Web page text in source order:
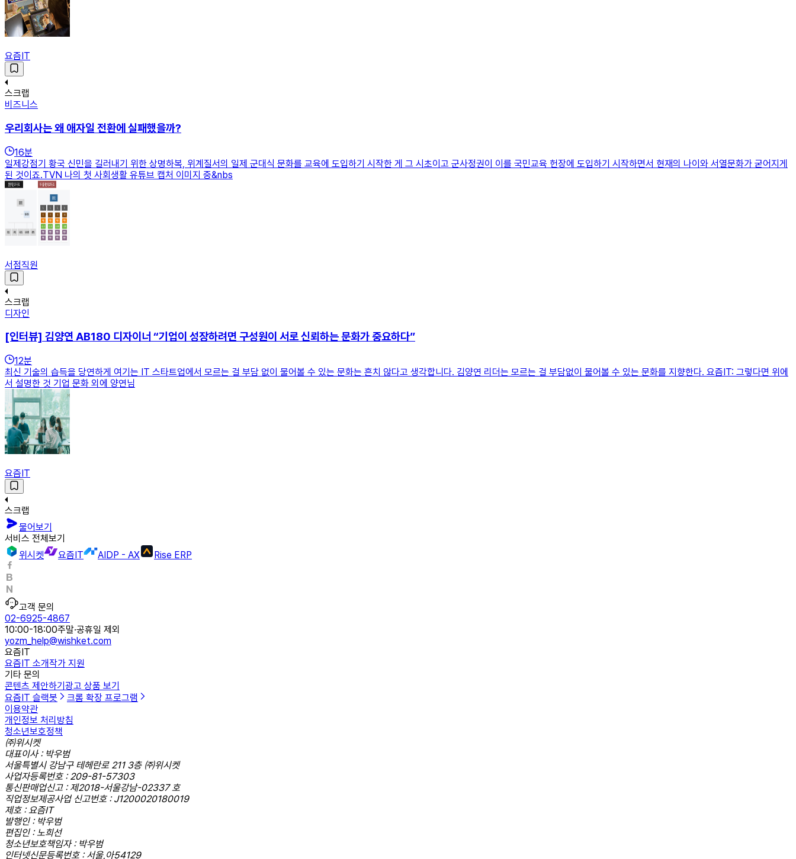
요즘IT
스크랩
비즈니스
우리회사는 왜 애자일 전환에 실패했을까?
16분
일제강점기 황국 신민을 길러내기 위한 상명하복, 위계질서의 일제 군대식 문화를 교육에 도입하기 시작한 게 그 시초이고 군사정권이 이를 국민교육 헌장에 도입하기 시작하면서 현재의 나이와 서열문화가 굳어지게
된 것이죠.TVN 나의 첫 사회생활 유튜브 캡처 이미지 중&nbs
서점직원
스크랩
디자인
[인터뷰] 김양연 AB180 디자이너 “기업이 성장하려면 구성원이 서로 신뢰하는 문화가 중요하다”
12분
최신 기술의 습득을 당연하게 여기는 IT 스타트업에서 모르는 걸 부담 없이 물어볼 수 있는 문화는 흔치 않다고 생각합니다. 김양연 리더는 모르는 걸 부담없이 물어볼 수 있는 문화를 지향한다. 요즘IT: 그렇다면 위에
서 설명한 것 기업 문화 외에 양연님
요즘IT
스크랩
물어보기
서비스 전체보기
위시켓
요즘IT AIDP - AX Rise ERP
고객 문의
02-6925-4867
10:00-18:00주말·공휴일 제외
yozm_help@wishket.com
요즘IT
요즘IT 소개작가 지원
기타 문의
콘텐츠 제안하기 광고 상품 보기
요즘IT 슬랙봇
크롬 확장 프로그램
이용약관
개인정보 처리방침
청소년보호정책
㈜위시켓
대표이사 : 박우범
서울특별시 강남구 테헤란로 211 3층 ㈜위시켓
사업자등록번호 : 209-81-57303
통신판매업신고 : 제2018-서울강남-02337 호
직업정보제공사업 신고번호 : J1200020180019
제호 : 요즘IT
발행인 : 박우범
편집인 : 노희선
청소년보호책임자 : 박우범
인터넷신문등록번호 : 서울,아54129